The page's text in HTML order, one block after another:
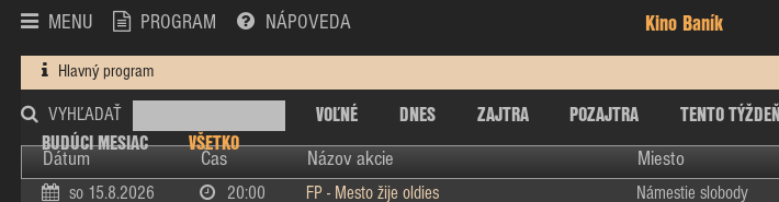
MENU PROGRAM NÁPOVEDA Kino Baník
Hlavný program
VYHĽADAŤ VOĽNÉ DNES ZAJTRA POZAJTRA TENTO TÝŽDEŇ
BUDÚCI MESIAC
VŠETKO
Dátum Čas Názov akcie Miesto
so 15.8.2026 20:00 FP - Mesto žije oldies
Námestie slobody